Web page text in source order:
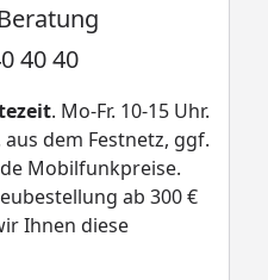
40 40
. Mo-Fr. 10-15 Uhr.
dem Festnetz, ggf.
Mobilfunkpreise.
ab 300 €
Ihnen diese